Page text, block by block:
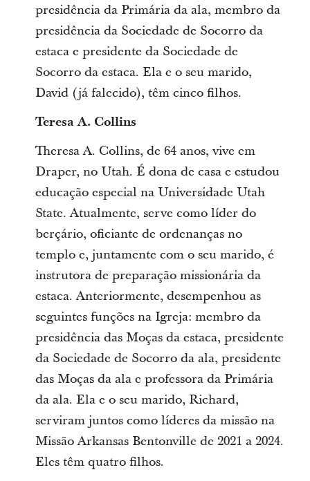
presidência da Primária da ala, membro da
presidência da Sociedade de Socorro da
estaca e presidente da Sociedade de
Socorro da estaca. Ela e o seu marido,
David (já falecido), têm cinco filhos.
Teresa A. Collins
Theresa A. Collins, de 64 anos, vive em
Draper, no Utah. É dona de casa e estudou
educação especial na Universidade Utah
State. Atualmente, serve como líder do
berçário, oficiante de ordenanças no
templo e, juntamente com o seu marido, é
instrutora de preparação missionária da
estaca. Anteriormente, desempenhou as
seguintes funções na Igreja: membro da
presidência das Moças da estaca, presidente
da Sociedade de Socorro da ala, presidente
das Moças da ala e professora da Primária
da ala. Ela e o seu marido, Richard,
serviram juntos como líderes da missão na
Missão Arkansas Bentonville de 2021 a 2024.
Eles têm quatro filhos.